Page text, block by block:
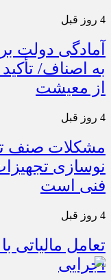
4 روز قبل
آمادگی دولت
به اصناف/
از معیشت
4 روز قبل
مشکلات صنف
نوسازی
فنی است
4 روز قبل
تعامل
اجرایی